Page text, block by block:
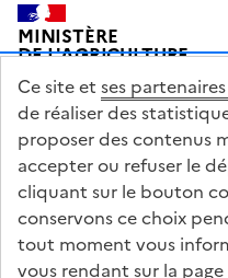
Pied de page
MINISTÈRE
DE L'AGRICULTURE
DE L'AGRO-
ET DE LA
ALIMENTAIRE
legifrance.gouv.fr
service-public.gouv.fr
Ce site et ses partenaires
de réaliser des
proposer des contenus
accepter ou refuser le
cliquant sur le bouton
conservons ce choix
tout moment vous
vous rendant sur la